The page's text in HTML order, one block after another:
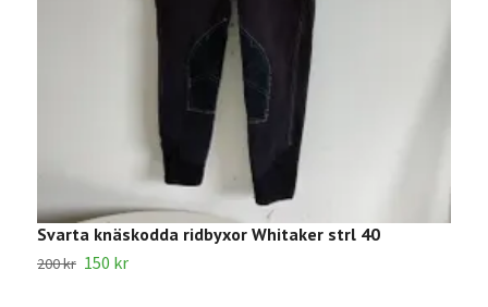
Svarta knäskodda ridbyxor Whitaker strl 40
200 kr 150 kr